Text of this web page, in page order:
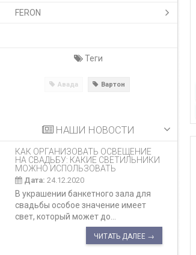
FERON
Теги
Авада Вартон
НАШИ НОВОСТИ
КАК ОРГАНИЗОВАТЬ ОСВЕЩЕНИЕ
НА СВАДЬБУ: КАКИЕ СВЕТИЛЬНИКИ
МОЖНО ИСПОЛЬЗОВАТЬ
Дата: 24.12.2020
В украшении банкетного зала для
свадьбы особое значение имеет
свет, который может до...
ЧИТАТЬ ДАЛЕЕ →